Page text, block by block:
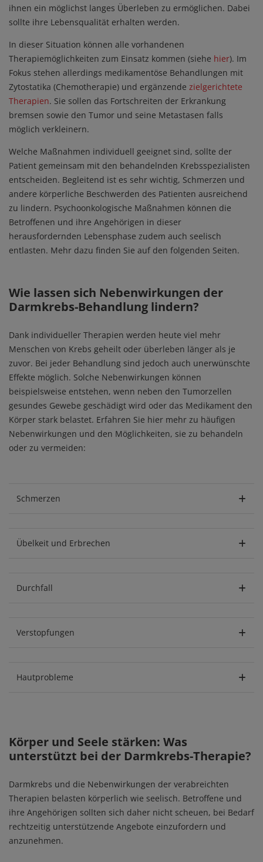
ihnen ein möglichst langes Überleben zu ermöglichen. Dabei
sollte ihre Lebensqualität erhalten werden.
In dieser Situation können alle vorhandenen
Therapiemöglichkeiten zum Einsatz kommen (siehe hier). Im
Fokus stehen allerdings medikamentöse Behandlungen mit
Zytostatika (Chemotherapie) und ergänzende zielgerichtete
Therapien. Sie sollen das Fortschreiten der Erkrankung
bremsen sowie den Tumor und seine Metastasen falls
möglich verkleinern.
Welche Maßnahmen individuell geeignet sind, sollte der
Patient gemeinsam mit den behandelnden Krebsspezialisten
entscheiden. Begleitend ist es sehr wichtig, Schmerzen und
andere körperliche Beschwerden des Patienten ausreichend
zu lindern. Psychoonkologische Maßnahmen können die
Betroffenen und ihre Angehörigen in dieser
herausfordernden Lebensphase zudem auch seelisch
entlasten. Mehr dazu finden Sie auf den folgenden Seiten.
Wie lassen sich Nebenwirkungen der
Darmkrebs-Behandlung lindern?
Dank individueller Therapien werden heute viel mehr
Menschen von Krebs geheilt oder überleben länger als je
zuvor. Bei jeder Behandlung sind jedoch auch unerwünschte
Effekte möglich. Solche Nebenwirkungen können
beispielsweise entstehen, wenn neben den Tumorzellen
gesundes Gewebe geschädigt wird oder das Medikament den
Körper stark belastet. Erfahren Sie hier mehr zu häufigen
Nebenwirkungen und den Möglichkeiten, sie zu behandeln
oder zu vermeiden:
Schmerzen
Übelkeit und Erbrechen
Durchfall
Verstopfungen
Hautprobleme
Körper und Seele stärken: Was
unterstützt bei der Darmkrebs-Therapie?
Darmkrebs und die Nebenwirkungen der verabreichten
Therapien belasten körperlich wie seelisch. Betroffene und
ihre Angehörigen sollten sich daher nicht scheuen, bei Bedarf
rechtzeitig unterstützende Angebote einzufordern und
anzunehmen.